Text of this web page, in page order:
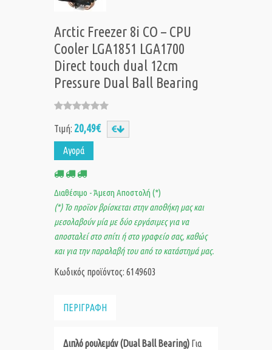
Arctic Freezer 8i CO – CPU
Cooler LGA1851 LGA1700
Direct touch dual 12cm
Pressure Dual Ball Bearing
Τιμή: 20,49€
Αγορά
Διαθέσιμο - Άμεση Αποστολή (*)
(*) Το προϊον βρίσκεται στην αποθήκη μας και
μεσολαβούν μία με δύο εργάσιμες για να
αποσταλεί στο σπίτι ή στο γραφείο σας, καθώς
και για την παραλαβή του από το κατάστημά μας.
Κωδικός προϊόντος: 6149603
ΠΕΡΙΓΡΑΦΗ
Διπλόρουλεμάν(Dual Ball Bearing) Για